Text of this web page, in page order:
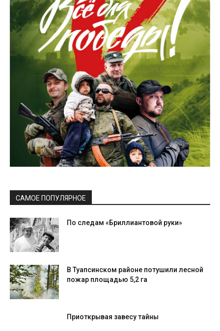
САМОЕ ПОПУЛЯРНОЕ
По следам «Бриллиантовой руки»
В Туапсинском районе потушили лесной
пожар площадью 5,2 га
Приоткрывая завесу тайны